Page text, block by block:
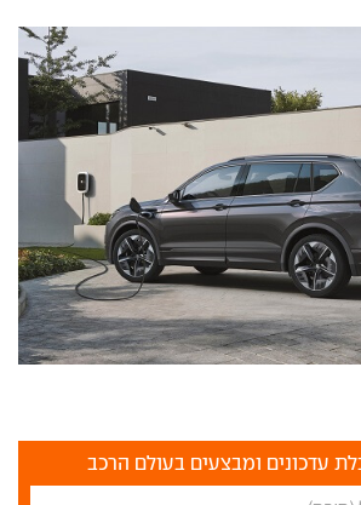
עדכונים ומבצעים בעולם הרכב